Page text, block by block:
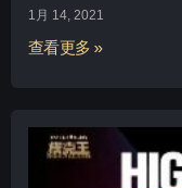
1月 14, 2021
查看更多 »